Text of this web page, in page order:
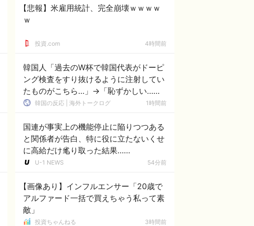
【悲報】米雇用統計、完全崩壊ｗｗｗｗ
ｗ
投資.com 4時間前
韓国人「過去のW杯で韓国代表がドーピ
ング検査をすり抜けるように注射してい
たものがこちら…」→「恥ずかしい…
（ﾌﾞﾙﾌﾞﾙ」＝韓国の反応
韓国の反応 | 海外トークログ 1時間前
国連が事実上の機能停止に陥りつつある
と関係者が告白、特に役に立たないくせ
に高給だけ毟り取った結果……
U-1 NEWS 54分前
【画像あり】インフルエンサー「20歳で
アルファード一括で買えちゃう私って素
敵」
投資ちゃんねる 3時間前